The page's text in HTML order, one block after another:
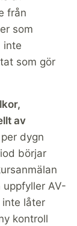
från
som
inte
som gör
av
dygn
börjar
AV-
inte låter
kontroll